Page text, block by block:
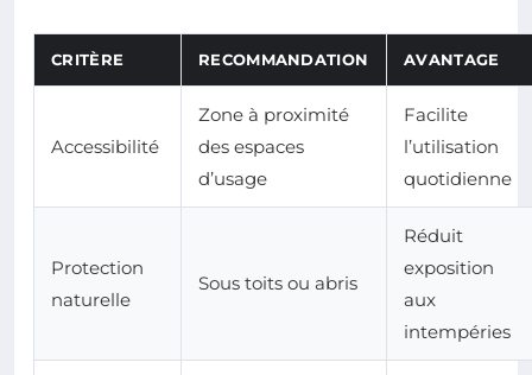
CRITÈRE RECOMMANDATION AVANTAGE
Accessibilité
Zone à proximité
des espaces
d’usage
Facilite
l’utilisation
quotidienne
Protection
naturelle
Sous toits ou abris
Réduit
exposition
aux
intempéries